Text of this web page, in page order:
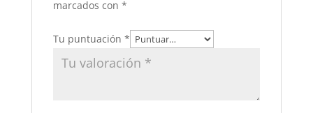
marcados con *
Tu puntuación *